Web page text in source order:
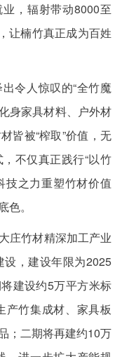
，辐射带动8000至
让楠竹真正成为百姓
令人惊叹的“全竹魔
身家具材料、户外材
皆被“榨取”价值，无
不仅真正践行“以竹
技之力重塑竹材价值
。
庄竹材精深加工产业
，建设年限为2025
建设约5万平方米标
产竹集成材、家具板
；二期将再建约10万